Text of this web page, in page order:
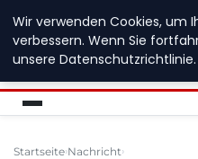
MFD
Startseite Nachricht
Wir verwenden Cookies, um
verbessern. Wenn Sie
unsere Datenschutzrichtlinie.